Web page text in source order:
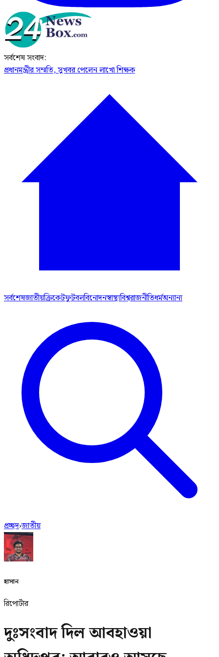
সর্বশেষ সংবাদ:
প্রধানমন্ত্রীর সম্মতি, সুখবর পেলেন লাখো শিক্ষক
সর্বশেষজাতীয়ক্রিকেটফুটবলবিনোদনস্বাস্থ্যবিশ্বরাজনীতিধর্মঅন্যান্য
প্রচ্ছদ›জাতীয়
হাসান
রিপোর্টার
দুঃসংবাদ দিল আবহাওয়া